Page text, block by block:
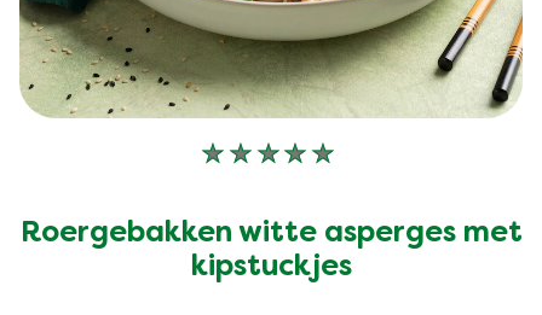
Geen
ingediend
voor
Roergebakken witte asperges met
kipstuckjes